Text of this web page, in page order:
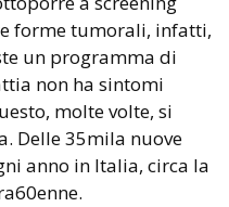
forme tumorali, infatti,
un programma di
non ha sintomi
molte volte, si
Delle 35mila nuove
anno in Italia, circa la